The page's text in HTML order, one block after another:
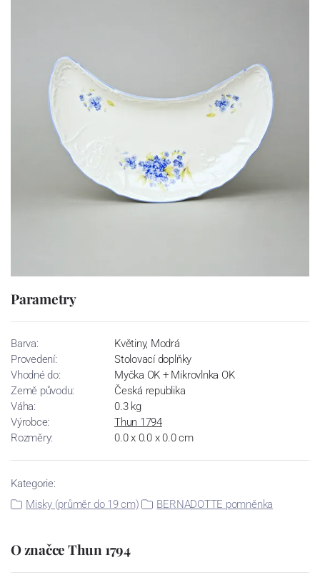
Parametry
Barva:
Květiny, Modrá
Provedení:
Stolovací doplňky
Vhodné do:
Myčka OK + Mikrovlnka OK
Země původu:
Česká republika
Váha:
0.3 kg
Výrobce:
Thun 1794
Rozměry:
0.0 x 0.0 x 0.0 cm
Kategorie:
Misky (průměr do 19 cm)
BERNADOTTE pomněnka
O značce Thun 1794